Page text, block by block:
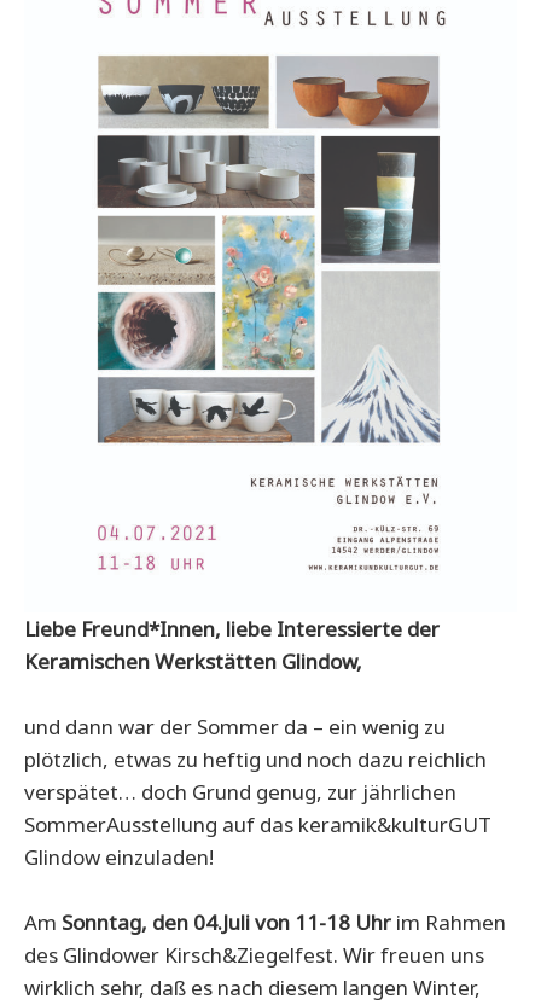
Liebe Freund*Innen, liebe Interessierte der
Keramischen Werkstätten Glindow,
und dann war der Sommer da – ein wenig zu
plötzlich, etwas zu heftig und noch dazu reichlich
verspätet… doch Grund genug, zur jährlichen
SommerAusstellung auf das keramik&kulturGUT
Glindow einzuladen!
Am Sonntag, den 04.Juli von 11-18 Uhr im Rahmen
des Glindower Kirsch&Ziegelfest. Wir freuen uns
wirklich sehr, daß es nach diesem langen Winter,